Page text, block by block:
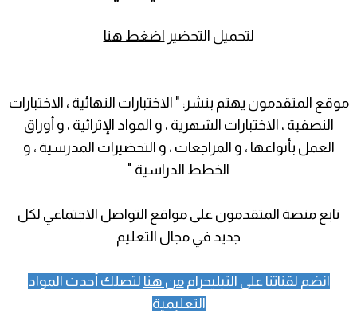
لتحميل التحضير اضغط هنا
موقع المتقدمون يهتم بنشر: " الاختبارات النهائية ، الاختبارات
النصفية ، الاختبارات الشهرية ، و المواد الإثرائية ، و أوراق
العمل بأنواعها ، و المراجعات ، و التحضيرات المدرسية ، و
الخطط الدراسية "
تابع منصة المتقدمون على مواقع التواصل الاجتماعي لكل
جديد في مجال التعليم
انضم لقناتنا على التيليجراممن هنا لتصلك أحدث المواد
التعليمية